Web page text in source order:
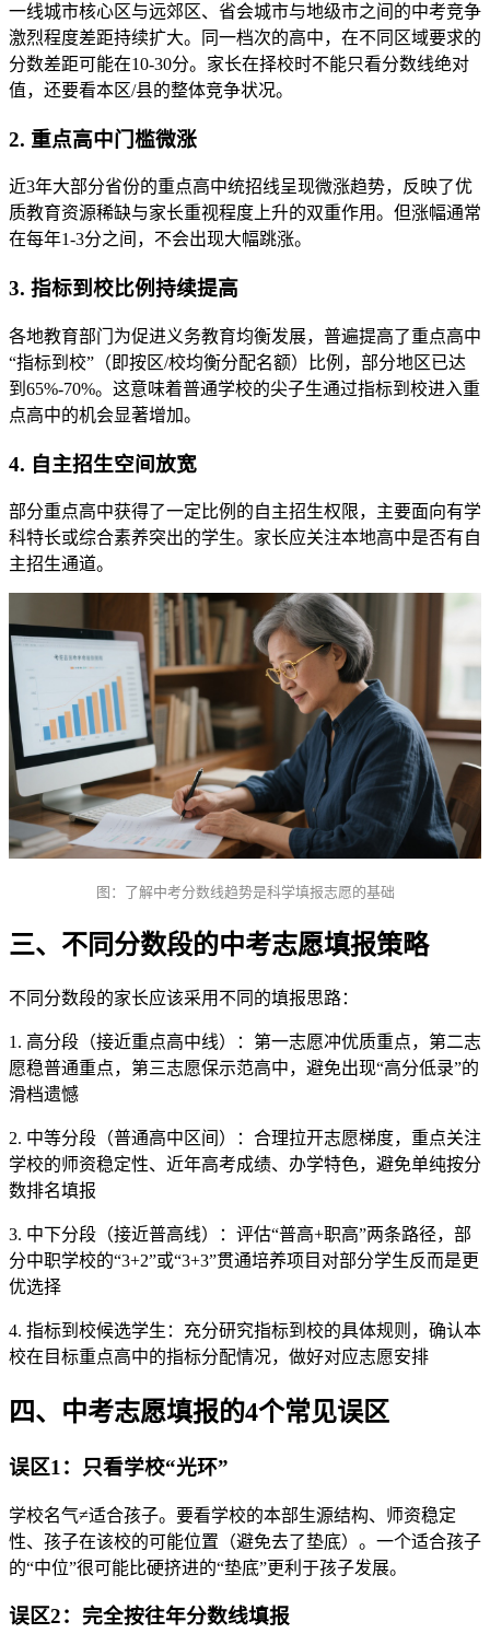
一线城市核心区与远郊区、省会城市与地级市之间的中考竞争
激烈程度差距持续扩大。同一档次的高中，在不同区域要求的
分数差距可能在10-30分。家长在择校时不能只看分数线绝对
值，还要看本区/县的整体竞争状况。
2. 重点高中门槛微涨
近3年大部分省份的重点高中统招线呈现微涨趋势，反映了优
质教育资源稀缺与家长重视程度上升的双重作用。但涨幅通常
在每年1-3分之间，不会出现大幅跳涨。
3. 指标到校比例持续提高
各地教育部门为促进义务教育均衡发展，普遍提高了重点高中
“指标到校”（即按区/校均衡分配名额）比例，部分地区已达
到65%-70%。这意味着普通学校的尖子生通过指标到校进入重
点高中的机会显著增加。
4. 自主招生空间放宽
部分重点高中获得了一定比例的自主招生权限，主要面向有学
科特长或综合素养突出的学生。家长应关注本地高中是否有自
主招生通道。
图：了解中考分数线趋势是科学填报志愿的基础
三、不同分数段的中考志愿填报策略
不同分数段的家长应该采用不同的填报思路：
1. 高分段（接近重点高中线）：第一志愿冲优质重点，第二志
愿稳普通重点，第三志愿保示范高中，避免出现“高分低录”的
滑档遗憾
2. 中等分段（普通高中区间）：合理拉开志愿梯度，重点关注
学校的师资稳定性、近年高考成绩、办学特色，避免单纯按分
数排名填报
3. 中下分段（接近普高线）：评估“普高+职高”两条路径，部
分中职学校的“3+2”或“3+3”贯通培养项目对部分学生反而是更
优选择
4. 指标到校候选学生：充分研究指标到校的具体规则，确认本
校在目标重点高中的指标分配情况，做好对应志愿安排
四、中考志愿填报的4个常见误区
误区1：只看学校“光环”
学校名气≠适合孩子。要看学校的本部生源结构、师资稳定
性、孩子在该校的可能位置（避免去了垫底）。一个适合孩子
的“中位”很可能比硬挤进的“垫底”更利于孩子发展。
误区2：完全按往年分数线填报